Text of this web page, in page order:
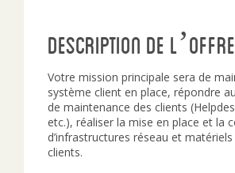
Description de l’offre
Votre mission principale sera de
système client en place, répondre
de maintenance des clients
etc.), réaliser la mise en place et la
d’infrastructures réseau et
clients.